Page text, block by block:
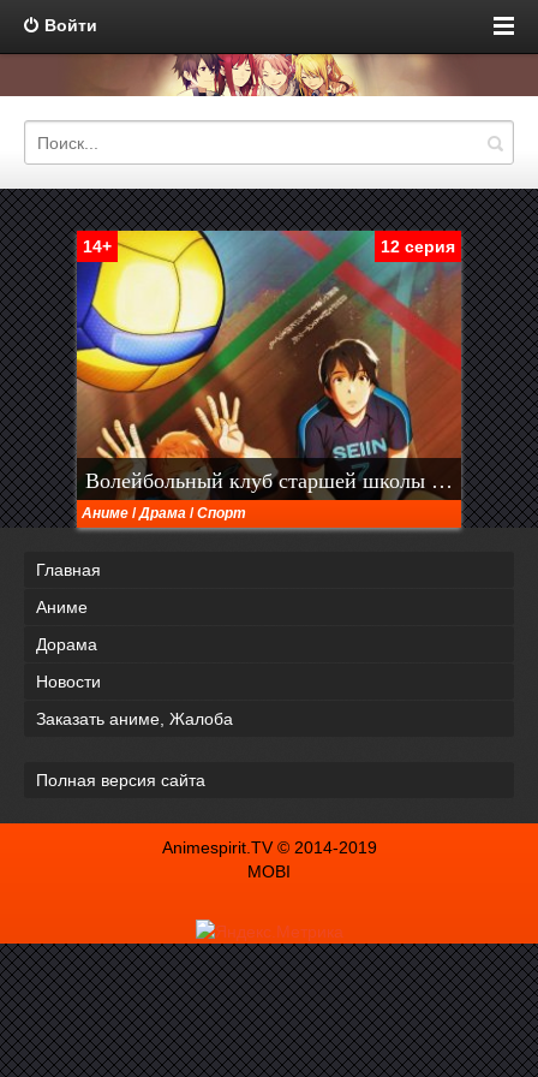
Войти
12 серия
14+
Волейбольный клуб старшей школы Сэйин
Аниме /Драма /Спорт
Главная
Аниме
Дорама
Новости
Заказать аниме, Жалоба
Полная версия сайта
Animespirit.TV © 2014-2019
MOBI